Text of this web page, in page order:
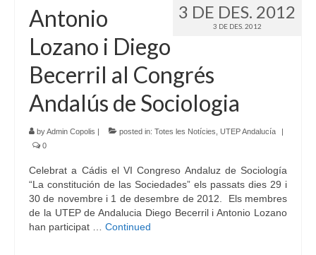
3 DE DES. 2012
3 DE DES. 2012
Antonio
Lozano i Diego
Becerril al Congrés
Andalús de Sociologia
byAdmin Copolis | posted in: Totes les Notícies UTEP Andalucía
|
0
Celebrat a Cádis el VI Congreso Andaluz de Sociología
“La constitución de las Sociedades” els passats dies 29 i
30 de novembre i 1 de desembre de 2012. Els membres
de la UTEP de Andalucia Diego Becerril i Antonio Lozano
han participat … Continued